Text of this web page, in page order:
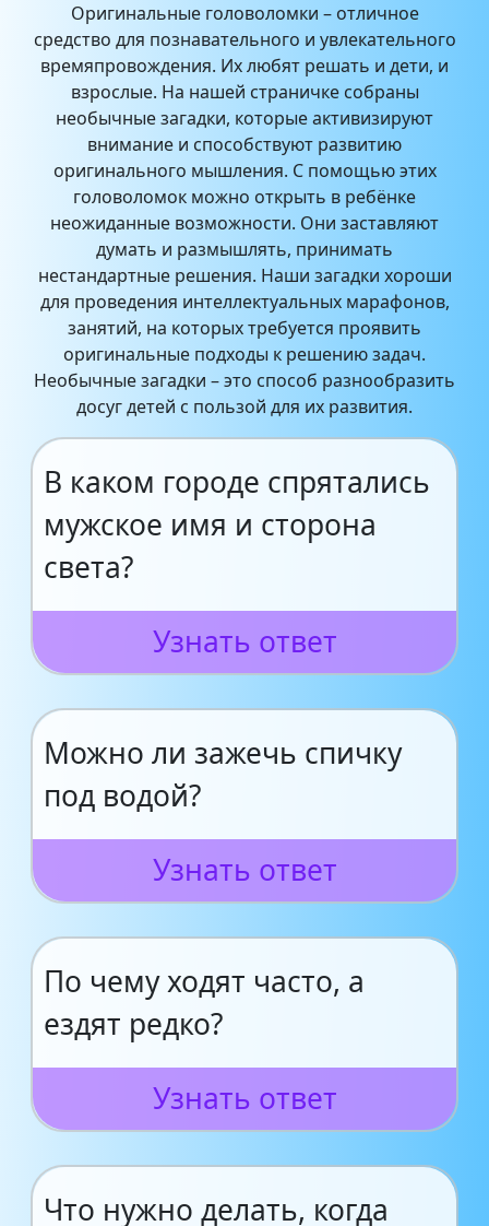
Оригинальные головоломки – отличное
средство для познавательного и увлекательного
времяпровождения. Их любят решать и дети, и
взрослые. На нашей страничке собраны
необычные загадки, которые активизируют
внимание и способствуют развитию
оригинального мышления. С помощью этих
головоломок можно открыть в ребёнке
неожиданные возможности. Они заставляют
думать и размышлять, принимать
нестандартные решения. Наши загадки хороши
для проведения интеллектуальных марафонов,
занятий, на которых требуется проявить
оригинальные подходы к решению задач.
Необычные загадки – это способ разнообразить
досуг детей с пользой для их развития.
В каком городе спрятались
мужское имя и сторона
света?
Узнать ответ
Можно ли зажечь спичку
под водой?
Узнать ответ
По чему ходят часто, а
ездят редко?
Узнать ответ
Что нужно делать, когда